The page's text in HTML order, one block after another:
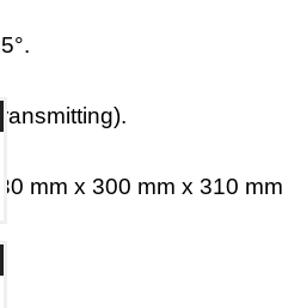
mm x 300 mm x 310